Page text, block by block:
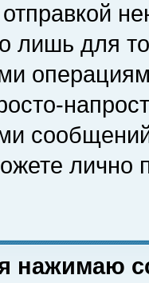
отправкой
лишь для
лично
нажимаю